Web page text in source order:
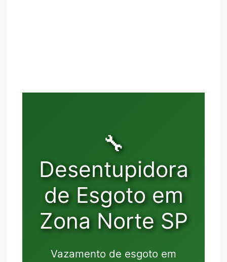
🔧
Desentupidora
de Esgoto em
Zona Norte SP
Vazamento de esgoto em